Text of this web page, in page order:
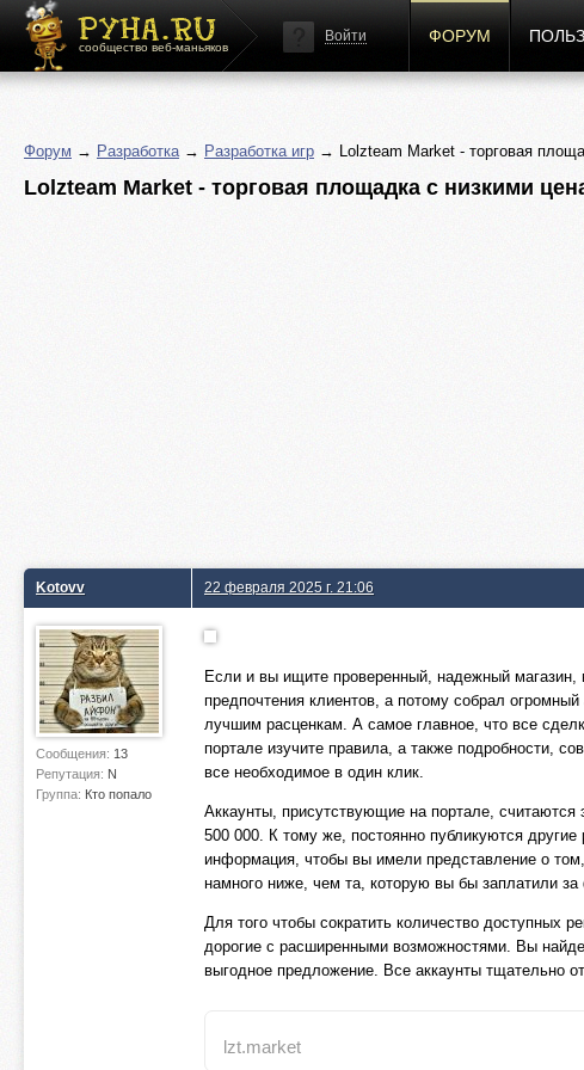
сообщество веб-маньяков
Войти ФОРУМ
Форум → Разработка→ Разработка игр → Lolzteam Market - торговая
Lolzteam Market - торговая площадка с низкими
Kotovv
Сообщения: 13
Репутация: N
Группа: Кто попало
22 февраля 2025 г. 21:06
Если и вы ищите проверенный, надежный магазин,
предпочтения клиентов, а потому собрал
лучшим расценкам. А самое главное, что все
портале изучите правила, а также подробности,
все необходимое в один клик.
Аккаунты, присутствующие на портале,
500 000. К тому же, постоянно публикуются
информация, чтобы вы имели представление о
намного ниже, чем та, которую вы бы заплатили
Для того чтобы сократить количество доступных
дорогие с расширенными возможностями. Вы
выгодное предложение. Все аккаунты тщательно
lzt.market